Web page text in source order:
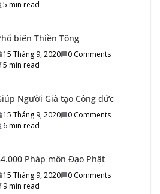
5 min read
Người Già tạo Công đức
15 Tháng 9, 2020
0 Comments
6 min read
Pháp môn Đạo Phật
15 Tháng 9, 2020
0 Comments
9 min read
Như
15 Tháng 9, 2020
0 Comments
6 min read